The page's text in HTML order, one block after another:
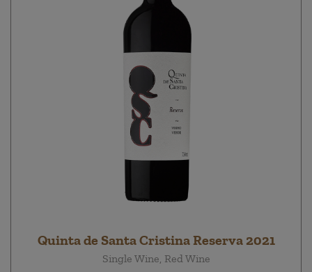
Quinta de Santa Cristina Reserva 2021
Single Wine, Red Wine